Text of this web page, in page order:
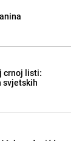
crnoj listi:
svjetskih